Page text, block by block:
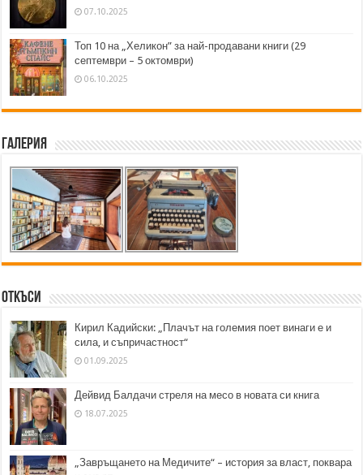
07.10.2025
Топ 10 на „Хеликон” за най-продавани книги (29
септември – 5 октомври)
06.10.2025
Галерия
Откъси
Кирил Кадийски: „Плачът на големия поет винаги е и
сила, и съпричастност“
01.09.2025
Дейвид Балдачи стреля на месо в новата си книга
18.07.2025
„Завръщането на Медичите“ – история за власт, поквара